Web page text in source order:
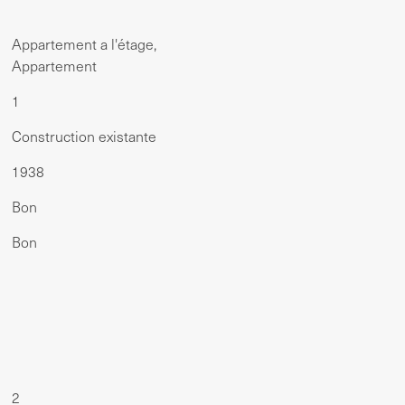
Appartement a l'étage,
Appartement
1
Construction existante
1938
Bon
Bon
2